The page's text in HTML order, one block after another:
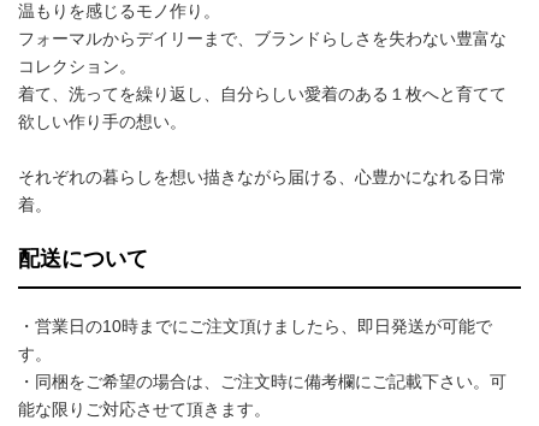
温もりを感じるモノ作り。
フォーマルからデイリーまで、ブランドらしさを失わない豊富な
コレクション。
着て、洗ってを繰り返し、自分らしい愛着のある１枚へと育てて
欲しい作り手の想い。
それぞれの暮らしを想い描きながら届ける、心豊かになれる日常
着。
配送について
・営業日の10時までにご注文頂けましたら、即日発送が可能で
す。
・同梱をご希望の場合は、ご注文時に備考欄にご記載下さい。可
能な限りご対応させて頂きます。